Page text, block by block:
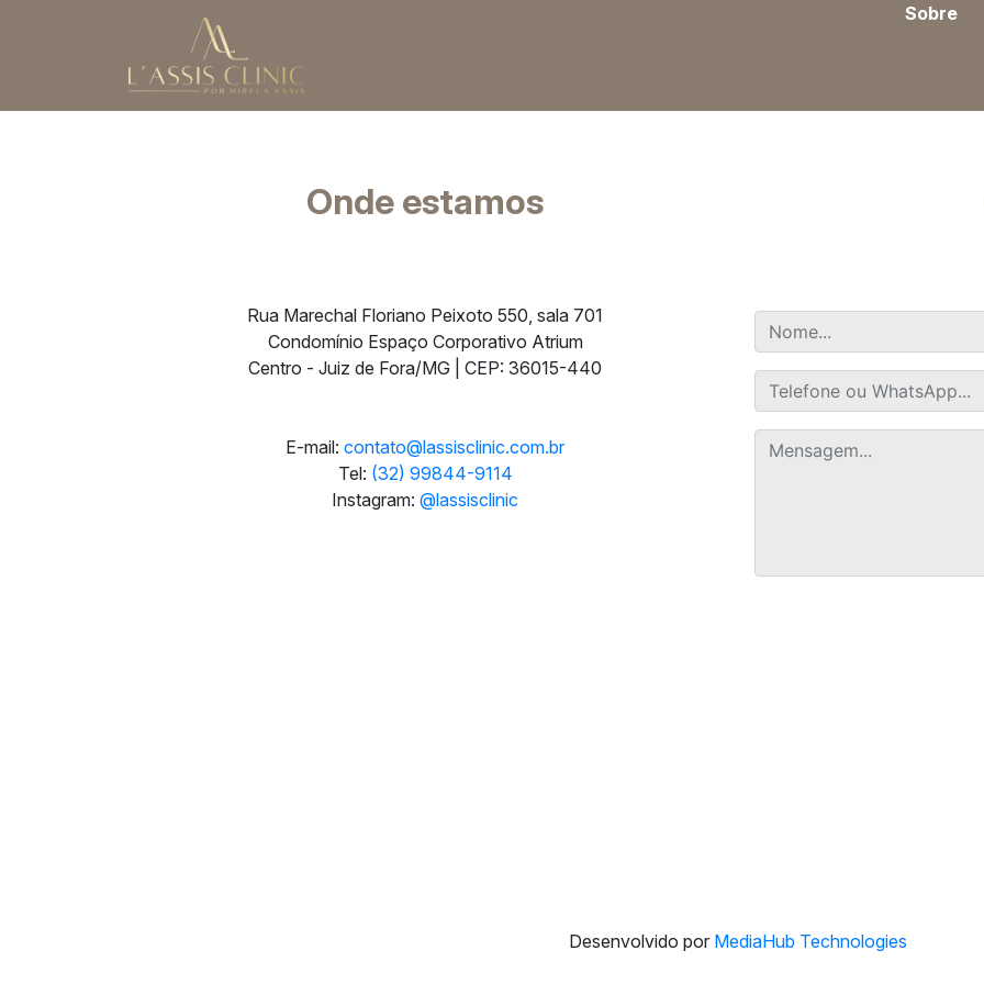
Sobre
Onde estamos
Rua Marechal Floriano Peixoto 550, sala 701
Condomínio Espaço Corporativo Atrium
Centro - Juiz de Fora/MG | CEP: 36015-440
E-mail: contato@lassisclinic.com.br
Tel: (32) 99844-9114
Instagram: @lassisclinic
Desenvolvido por MediaHub Technologies